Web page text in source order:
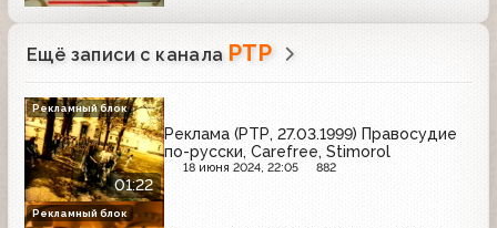
Ещё записи с канала РТР
01:22
Реклама (РТР, 27.03.1999) Правосудие
по-русски, Carefree, Stimorol
18 июня 2024, 22:05 882
Рекламный блок
Рекламный блок